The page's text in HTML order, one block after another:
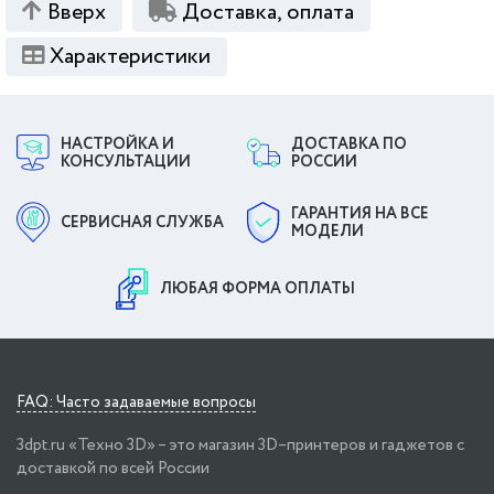
Вверх
Доставка, оплата
Характеристики
НАСТРОЙКА И
КОНСУЛЬТАЦИИ
ДОСТАВКА ПО
РОССИИ
СЕРВИСНАЯ СЛУЖБА
ГАРАНТИЯ НА ВСЕ
МОДЕЛИ
ЛЮБАЯ ФОРМА ОПЛАТЫ
FAQ: Часто задаваемые вопросы
3dpt.ru «Техно 3D» – это магазин 3D–принтеров и гаджетов с
доставкой по всей России